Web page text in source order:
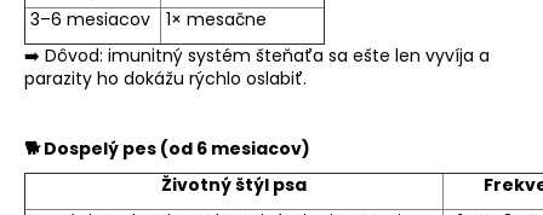
3–6 mesiacov
1× mesačne
➡️ Dôvod: imunitný systém šteňaťa sa ešte len vyvíja a
parazity ho dokážu rýchlo oslabiť.
🐕 Dospelý pes (od 6 mesiacov)
Životný štýl psa